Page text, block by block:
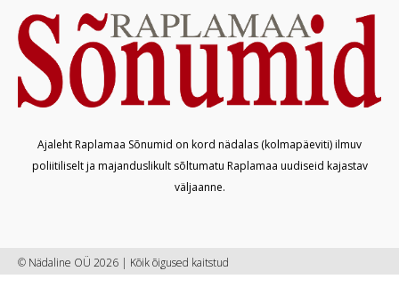
Ajaleht Raplamaa Sõnumid on kord nädalas (kolmapäeviti) ilmuv
poliitiliselt ja majanduslikult sõltumatu Raplamaa uudiseid kajastav
väljaanne.
© Nädaline OÜ 2026 | Kõik õigused kaitstud